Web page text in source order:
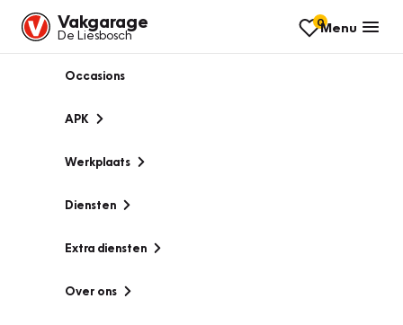
Vakgarage
De Liesbosch
0Menu
Occasions
APK
Werkplaats
Diensten
Extra diensten
Over ons